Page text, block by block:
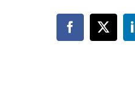
Facebook
X